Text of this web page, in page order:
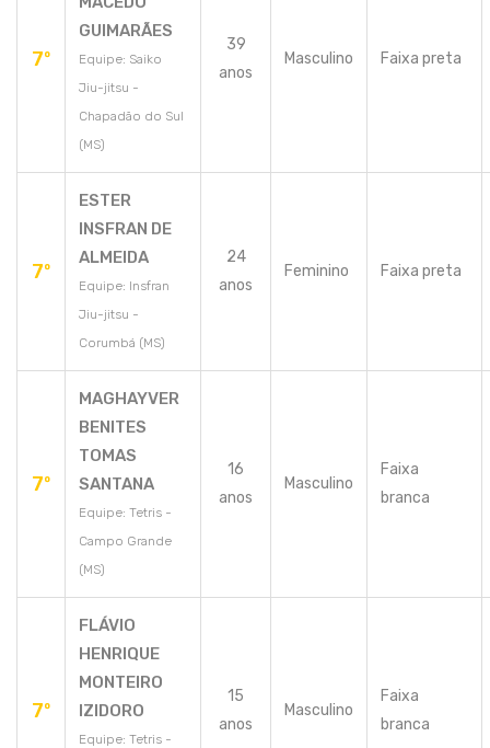
7º
GUIMARÃES
Equipe: Saiko
Jiu-jitsu -
Chapadão do Sul
(MS)
39
anos
Masculino Faixa preta
7º
ESTER
INSFRAN DE
ALMEIDA
Equipe: Insfran
Jiu-jitsu -
Corumbá (MS)
24
anos
Feminino Faixa preta
7º
MAGHAYVER
BENITES
TOMAS
SANTANA
Equipe: Tetris -
Campo Grande
(MS)
16
anos
Masculino
Faixa
branca
7º
FLÁVIO
HENRIQUE
MONTEIRO
IZIDORO
Equipe: Tetris -
15
anos
Masculino
Faixa
branca